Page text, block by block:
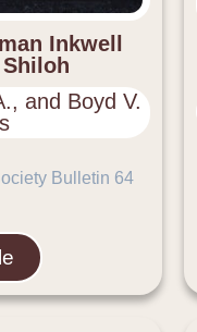
Inkwell
and Boyd V.
Bulletin 64